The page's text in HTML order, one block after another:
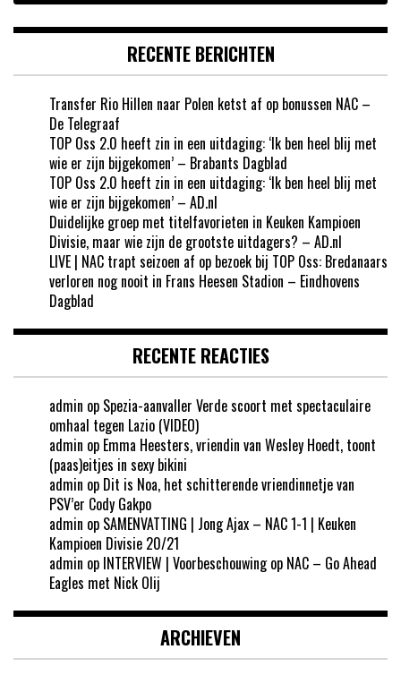
RECENTE BERICHTEN
Transfer Rio Hillen naar Polen ketst af op bonussen NAC –
De Telegraaf
TOP Oss 2.0 heeft zin in een uitdaging: ‘Ik ben heel blij met
wie er zijn bijgekomen’ – Brabants Dagblad
TOP Oss 2.0 heeft zin in een uitdaging: ‘Ik ben heel blij met
wie er zijn bijgekomen’ – AD.nl
Duidelijke groep met titelfavorieten in Keuken Kampioen
Divisie, maar wie zijn de grootste uitdagers? – AD.nl
LIVE | NAC trapt seizoen af op bezoek bij TOP Oss: Bredanaars
verloren nog nooit in Frans Heesen Stadion – Eindhovens
Dagblad
RECENTE REACTIES
admin op Spezia-aanvaller Verde scoort met spectaculaire
omhaal tegen Lazio (VIDEO)
admin op Emma Heesters, vriendin van Wesley Hoedt, toont
(paas)eitjes in sexy bikini
admin op Dit is Noa, het schitterende vriendinnetje van
PSV’er Cody Gakpo
admin op SAMENVATTING | Jong Ajax – NAC 1-1 | Keuken
Kampioen Divisie 20/21
admin op INTERVIEW | Voorbeschouwing op NAC – Go Ahead
Eagles met Nick Olij
ARCHIEVEN